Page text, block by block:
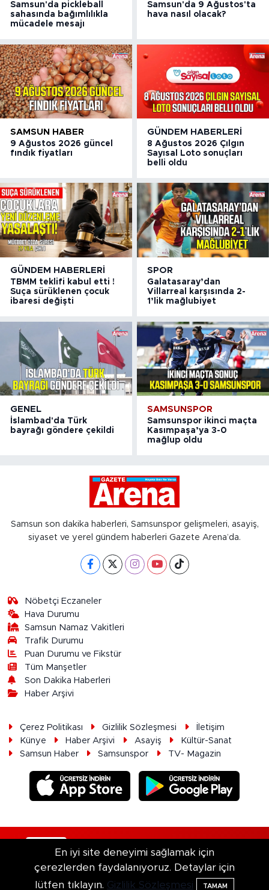
Samsun'da pickleball
sahasında bağımlılıkla
mücadele mesajı
Samsun'da 9 Ağustos'ta
hava nasıl olacak?
SAMSUN HABER
9 Ağustos 2026 güncel
fındık fiyatları
GÜNDEM HABERLERI
8 Ağustos 2026 Çılgın
Sayısal Loto sonuçları
belli oldu
GÜNDEM HABERLERI
TBMM teklifi kabul etti !
Suça sürüklenen çocuk
ibaresi değişti
SPOR
Galatasaray’dan
Villarreal karşısında 2-
1’lik mağlubiyet
GENEL
İslambad'da Türk
bayrağı göndere çekildi
SAMSUNSPOR
Samsunspor ikinci maçta
Kasımpaşa’ya 3-0
mağlup oldu
Samsun son dakika haberleri, Samsunspor gelişmeleri, asayiş,
siyaset ve yerel gündem haberleri Gazete Arena’da.
Nöbetçi Eczaneler
Hava Durumu
Samsun Namaz Vakitleri
Trafik Durumu
Puan Durumu ve Fikstür
Tüm Manşetler
Son Dakika Haberleri
Haber Arşivi
Çerez Politikası Gizlilik Sözleşmesi
İletişim
Künye
Haber Arşivi Asayiş
Kültür-Sanat
Samsun Haber
Samsunspor TV- Magazin
Haber Yazılımı:TE Bilişim
En iyi site deneyimi sağlamak için
çerezlerden faydalanıyoruz. Detaylar için
lütfen tıklayın. Gizlilik Sözleşmesi TAMAM